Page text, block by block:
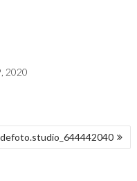
2020
defoto.studio_644442040